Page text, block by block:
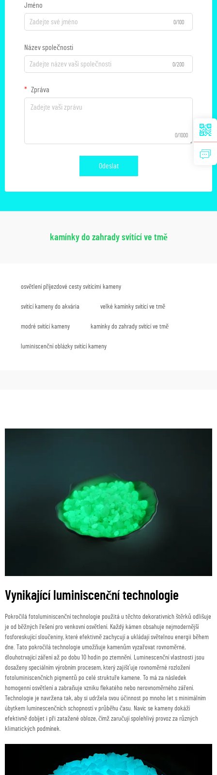
Jméno
0/100
Název společnosti
0/200
Zpráva
0/1000
Odeslat
kamínky do zahrady svítící ve tmě
osvětlení příjezdové cesty svítícími kameny
svítící kameny do akvária velké kamínky svítící ve tmě
modré svítící kameny kamínky do zahrady svítící ve tmě
luminiscenční oblázky svítící kameny
Vynikající luminiscenční technologie
Pokročilá fotoluminiscenční technologie použitá u těchto dekorativních štěrků odlišuje
je od běžných řešení pro venkovní osvětlení. Každý kámen obsahuje nejmodernější
fosforeskující sloučeniny, které efektivně zachycují a ukládají světelnou energii během
dne. Tato pokročilá technologie umožňuje kamenům vyzařovat rovnoměrné,
dlouhotrvající záření až po dobu 10 hodin po ztemnění. Luminescenční vlastnosti jsou
dosaženy speciálním výrobním procesem, který zajišťuje rovnoměrné rozložení
fotoluminiscenčních pigmentů po celé struktuře kamene. To má za následek
homogenní osvětlení a zabraňuje vzniku flekatého nebo nerovnoměrného záření.
Technologie je navržena tak, aby si udržela svou účinnost po mnoho let s minimálním
úbytkem luminescenčních schopností v průběhu času. Navíc se kameny dokáží
efektivně dobíjet i při zatažené obloze, čímž zaručují spolehlivý provoz za různých
klimatických podmínek.